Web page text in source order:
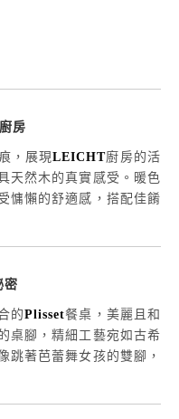
房
，展現LEICHT廚房的活
天然木的真實感受。暖色
慵懶的舒適感，搭配佳餚
密
的Plisset餐桌，美麗且和
桌腳，精細工藝宛如古希
跳著芭蕾舞女孩的雙腳，